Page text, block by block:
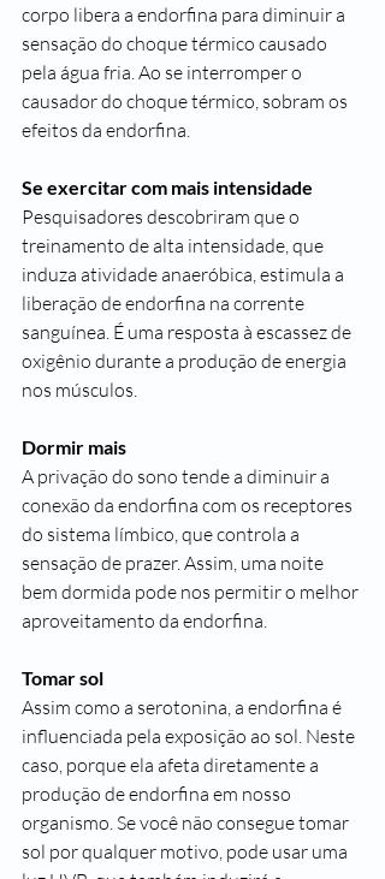
corpo libera a endorfina para diminuir a
sensação do choque térmico causado
pela água fria. Ao se interromper o
causador do choque térmico, sobram os
efeitos da endorfina.
Se exercitar com mais intensidade
Pesquisadores descobriram que o
treinamento de alta intensidade, que
induza atividade anaeróbica, estimula a
liberação de endorfina na corrente
sanguínea. É uma resposta à escassez de
oxigênio durante a produção de energia
nos músculos.
Dormir mais
A privação do sono tende a diminuir a
conexão da endorfina com os receptores
do sistema límbico, que controla a
sensação de prazer. Assim, uma noite
bem dormida pode nos permitir o melhor
aproveitamento da endorfina.
Tomar sol
Assim como a serotonina, a endorfina é
influenciada pela exposição ao sol. Neste
caso, porque ela afeta diretamente a
produção de endorfina em nosso
organismo. Se você não consegue tomar
sol por qualquer motivo, pode usar uma